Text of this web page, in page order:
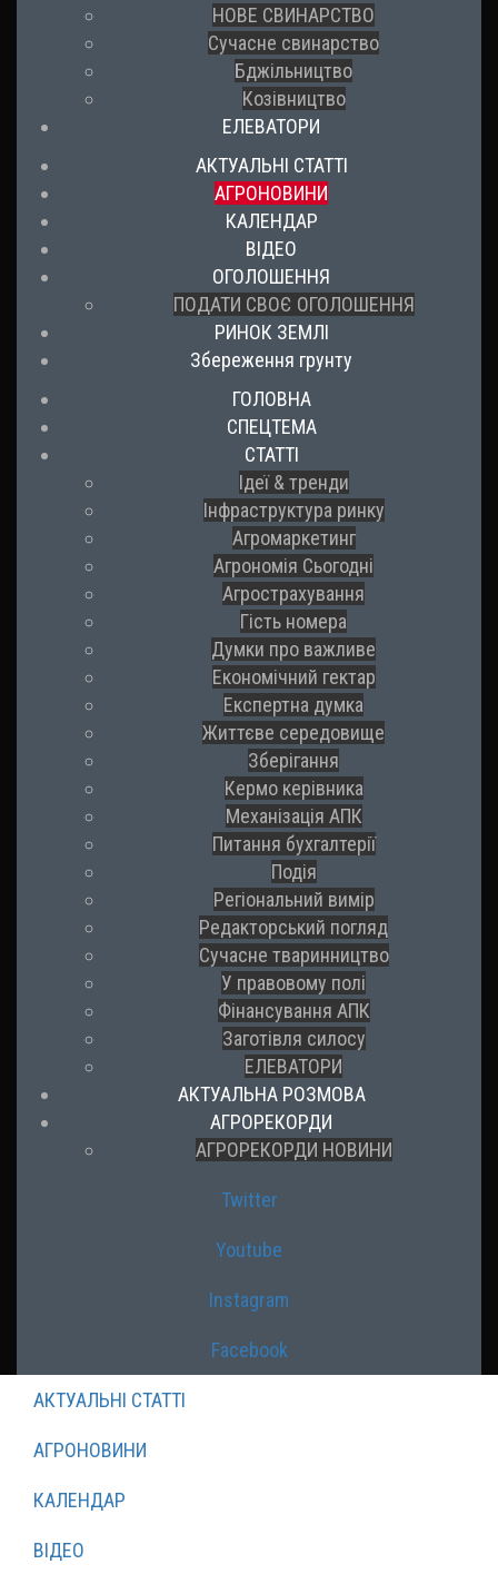
НОВЕ СВИНАРСТВО
Сучасне свинарство
Бджільництво
Козівництво
ЕЛЕВАТОРИ
АКТУАЛЬНІ СТАТТІ
АГРОНОВИНИ
КАЛЕНДАР
ВІДЕО
ОГОЛОШЕННЯ
ПОДАТИ СВОЄ ОГОЛОШЕННЯ
РИНОК ЗЕМЛІ
Збереження грунту
ГОЛОВНА
СПЕЦТЕМА
СТАТТІ
Ідеї & тренди
Інфраструктура ринку
Агромаркетинг
Агрономія Сьогодні
Агрострахування
Гість номера
Думки про важливе
Економічний гектар
Експертна думка
Життєве середовище
Зберігання
Кермо керівника
Механізація АПК
Питання бухгалтерії
Подія
Регіональний вимір
Редакторський погляд
Сучасне тваринництво
У правовому полі
Фінансування АПК
Заготівля силосу
ЕЛЕВАТОРИ
АКТУАЛЬНА РОЗМОВА
АГРОРЕКОРДИ
АГРОРЕКОРДИ НОВИНИ
Twitter
Youtube
Instagram
Facebook
АКТУАЛЬНІ СТАТТІ
АГРОНОВИНИ
КАЛЕНДАР
ВІДЕО